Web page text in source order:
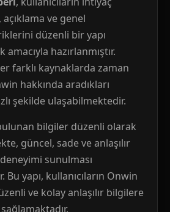
ve genel
düzenli bir yapı
hazırlanmıştır.
farklı kaynaklarda zaman
hakkında aradıkları
şekilde ulaşabilmektedir.
bilgiler düzenli olarak
güncel, sade ve anlaşılır
sunulması
yapı, kullanıcıların Onwin
ve kolay anlaşılır bilgilere